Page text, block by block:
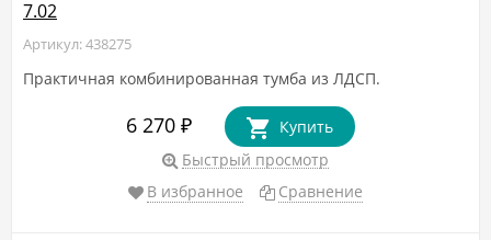
7.02
Артикул: 438275
Практичная комбинированная тумба из ЛДСП.
6 270 ₽
Купить
Быстрый просмотр
В избранное
Сравнение